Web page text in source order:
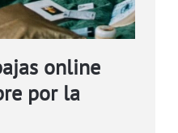
online
por la